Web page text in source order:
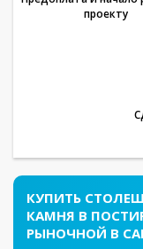
проекту
КУПИТЬ
КАМНЯ В
РЫНОЧНОЙ В